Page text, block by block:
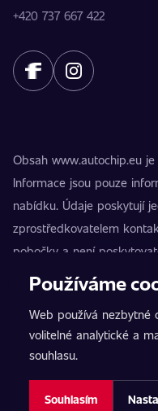
+420 737 667 422
Obsah www.autochip.eu
Informace jsou pouze
nabídku. Údaje poskytují
zprostředkovatelem
pobočky a není
registrovaná ochranná
nezpůsobilosti vozidla k
Přesné informace
pobočky.
Nastavení cookies
Používáme
Web používá nezbytné
volitelné analytické a
souhlasu.
Souhlasím